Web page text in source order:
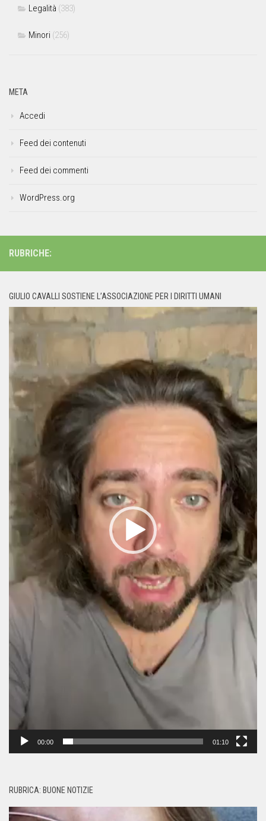
Legalità (383)
Minori (256)
META
Accedi
Feed dei contenuti
Feed dei commenti
WordPress.org
RUBRICHE:
GIULIO CAVALLI SOSTIENE L’ASSOCIAZIONE PER I DIRITTI UMANI
Player
00:00 01:10
RUBRICA: BUONE NOTIZIE